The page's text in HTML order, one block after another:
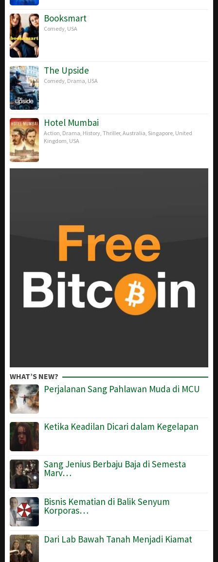
Booksmart
Comedy USA
The Upside
Comedy Drama USA
Hotel Mumbai
Action Drama History Thriller, Australia Singapore United
Kingdom USA
WHAT’S NEW?
Perjalanan Sang Pahlawan Muda di MCU
Ketika Keadilan Dicari dalam Kegelapan
Sang Jenius Berbaju Baja di Semesta
Marv…
Bisnis Kematian di Balik Senyum
Korporas…
Dari Lab Bawah Tanah Menjadi Kiamat